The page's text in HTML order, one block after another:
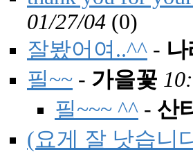
01/27/04 (0)
잘봤어여..^^ -
필~~ - 가을꽃
필~~~ ^^ - 산
(요게 잘 낫습니